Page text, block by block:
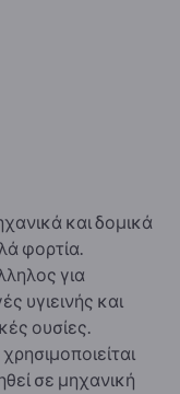
και δομικά
φορτία.
για
υγιεινής και
ουσίες.
σε μηχανική